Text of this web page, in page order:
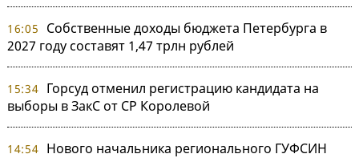
16:05
Собственные доходы бюджета Петербурга в
2027 году составят 1,47 трлн рублей
15:34 Горсуд отменил регистрацию кандидата на
выборы в ЗакС от СР Королевой
14:54 Нового начальника регионального ГУФСИН